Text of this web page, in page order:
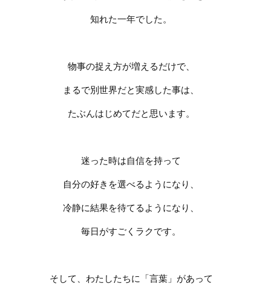
知れた一年でした。
物事の捉え方が増えるだけで、
まるで別世界だと実感した事は、
たぶんはじめてだと思います。
迷った時は自信を持って
自分の好きを選べるようになり、
冷静に結果を待てるようになり、
毎日がすごくラクです。
そして、わたしたちに「言葉」があって